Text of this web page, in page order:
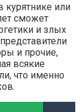
курятнике или
сможет
и злых
и прочие,
всякие
что именно